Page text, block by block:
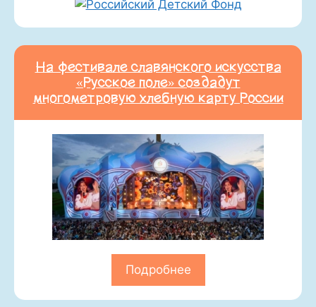
На фестивале славянского искусства
«Русское поле» создадут
многометровую хлебную карту России
Подробнее